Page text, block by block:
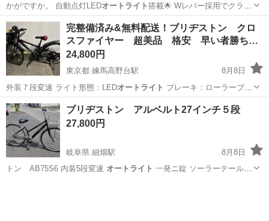
かがですか。 自動点灯LEDオートライト搭載🌟 Wレバー採用でクラシ
ック…
大阪 大阪市 鴫野駅 クロスバイク
完整備済み&無料配送！ブリヂストン クロ
スファイヤー 超美品 格安 早い者勝ち…
24,800円
東京都 練馬高野台駅
8月8日
外装７段変速 ライト形態：LEDオートライト ブレーキ：ローラーブレ
ーキ …
東京 練馬区 練馬高野台駅
ブリヂストン アルベルト27インチ５段
27,800円
岐阜県 細畑駅
8月8日
トン AB75S6 内装5段変速 オートライト 一発ニ錠 ソーラーテール